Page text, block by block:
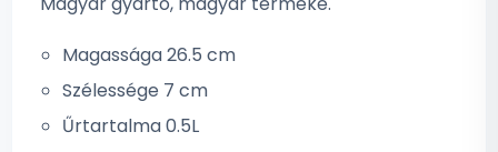
Magassága 26.5 cm
Szélessége 7 cm
Űrtartalma 0.5L